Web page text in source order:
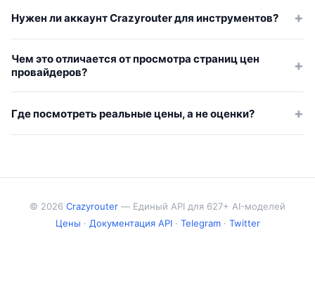
сравнить модели и понять token-based costs до разработки.
Нужен ли аккаунт Crazyrouter для инструментов?
Crazyrouter API Key.
Чем это отличается от просмотра страниц цен
провайдеров?
реальную нагрузку. Эти инструменты превращают pricing и
model data в практические решения по покупке и
Где посмотреть реальные цены, а не оценки?
© 2026 Crazyrouter — Единый API для 627+ AI-моделей
Цены · Документация API· Telegram· Twitter